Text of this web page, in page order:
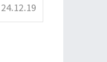
24.12.19